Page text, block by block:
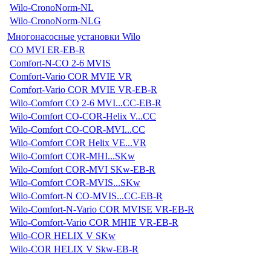
Wilo-CronoNorm-NL
Wilo-CronoNorm-NLG
Многонасосные установки Wilo
CO MVI ER-EB-R
Comfort-N-CO 2-6 MVIS
Comfort-Vario COR MVIE VR
Comfort-Vario COR MVIE VR-EB-R
Wilo-Comfort CO 2-6 MVI...CC-EB-R
Wilo-Comfort CO-COR-Helix V...CC
Wilo-Comfort CO-COR-MVI...CC
Wilo-Comfort COR Helix VE...VR
Wilo-Comfort COR-MHI...SKw
Wilo-Comfort COR-MVI SKw-EB-R
Wilo-Comfort COR-MVIS...SKw
Wilo-Comfort-N CO-MVIS...CC-EB-R
Wilo-Comfort-N-Vario COR MVISE VR-EB-R
Wilo-Comfort-Vario COR MHIE VR-EB-R
Wilo-COR HELIX V SKw
Wilo-COR HELIX V Skw-EB-R